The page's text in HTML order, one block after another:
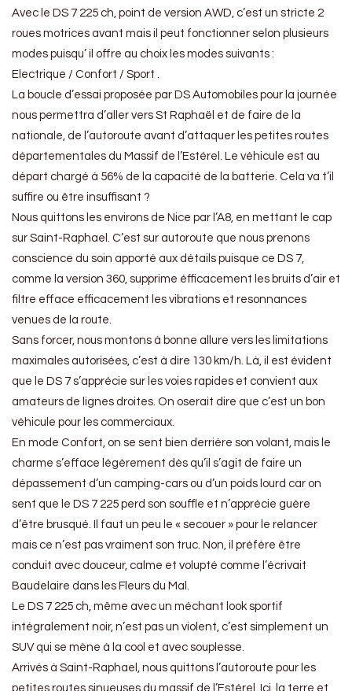
Avec le DS 7 225 ch, point de version AWD, c’est un stricte 2
roues motrices avant mais il peut fonctionner selon plusieurs
modes puisqu’ il offre au choix les modes suivants :
Electrique / Confort / Sport .
La boucle d’essai proposée par DS Automobiles pour la journée
nous permettra d’aller vers St Raphaël et de faire de la
nationale, de l’autoroute avant d’attaquer les petites routes
départementales du Massif de l’Estérel. Le véhicule est au
départ chargé à 56% de la capacité de la batterie. Cela va t’il
suffire ou être insuffisant ?
Nous quittons les environs de Nice par l’A8, en mettant le cap
sur Saint-Raphael. C’est sur autoroute que nous prenons
conscience du soin apporté aux détails puisque ce DS 7,
comme la version 360, supprime éfficacement les bruits d’air et
filtre efface efficacement les vibrations et resonnances
venues de la route.
Sans forcer, nous montons à bonne allure vers les limitations
maximales autorisées, c’est à dire 130 km/h. Là, il est évident
que le DS 7 s’apprécie sur les voies rapides et convient aux
amateurs de lignes droites. On oserait dire que c’est un bon
véhicule pour les commerciaux.
En mode Confort, on se sent bien derrière son volant, mais le
charme s’efface légèrement dès qu’il s’agit de faire un
dépassement d’un camping-cars ou d’un poids lourd car on
sent que le DS 7 225 perd son souffle et n’apprécie guère
d’être brusqué. Il faut un peu le « secouer » pour le relancer
mais ce n’est pas vraiment son truc. Non, il préfère être
conduit avec douceur, calme et volupté comme l’écrivait
Baudelaire dans les Fleurs du Mal.
Le DS 7 225 ch, même avec un méchant look sportif
intégralement noir, n’est pas un violent, c’est simplement un
SUV qui se mène à la cool et avec souplesse.
Arrivés à Saint-Raphael, nous quittons l’autoroute pour les
petites routes sinueuses du massif de l’Estérel. Ici, la terre et